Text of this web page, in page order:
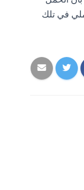
في تلك